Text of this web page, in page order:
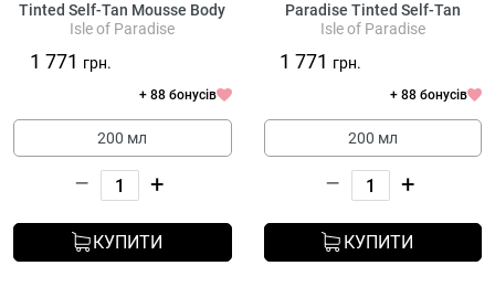
Tinted Self-Tan Mousse Body
Isle of Paradise
1 771 грн.
+ 88 бонусів
200 мл
– +
КУПИТИ
Paradise Tinted Self-Tan
Mousse Body
Isle of Paradise
1 771 грн.
+ 88 бонусів
200 мл
– +
КУПИТИ